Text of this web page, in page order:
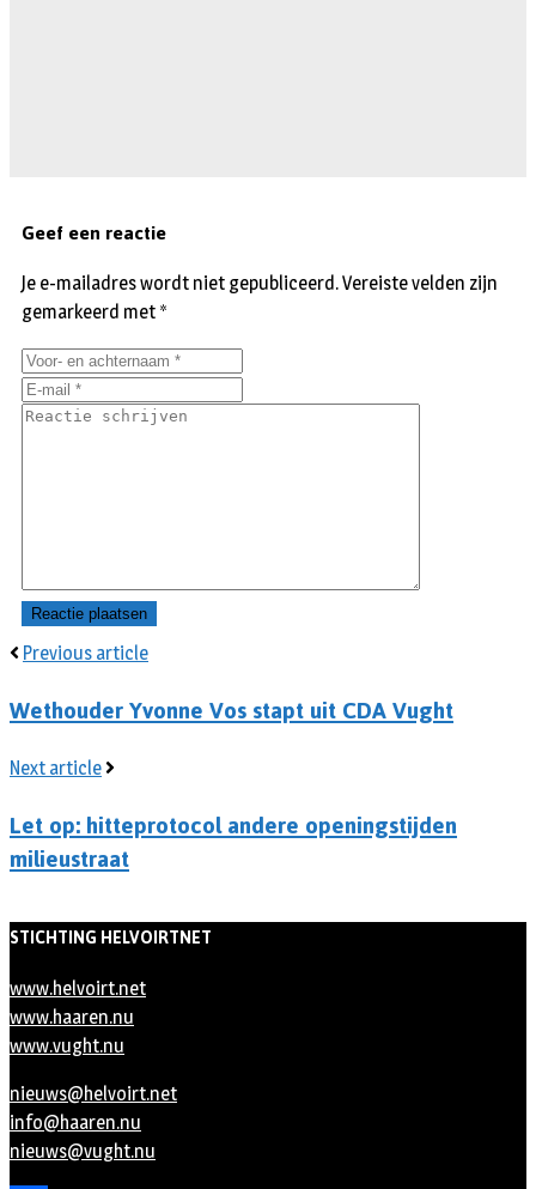
Previous article
Wethouder Yvonne Vos stapt uit CDA Vught
Next article
Let op: hitteprotocol andere openingstijden
milieustraat
Geef een reactie
Je e-mailadres wordt niet gepubliceerd.Vereiste velden zijn
gemarkeerd met *
STICHTING HELVOIRTNET
www.helvoirt.net
www.haaren.nu
www.vught.nu
nieuws@helvoirt.net
info@haaren.nu
nieuws@vught.nu